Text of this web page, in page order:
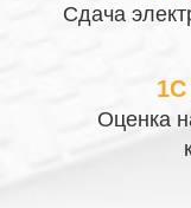
Сдача
Оценка